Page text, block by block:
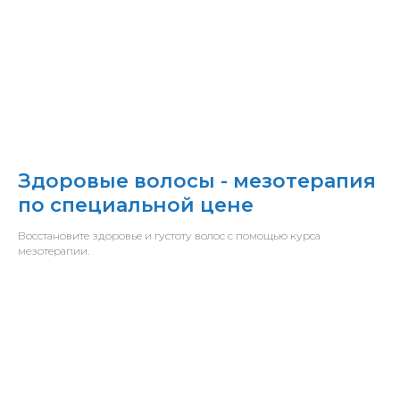
Здоровые волосы - мезотерапия
по специальной цене
Восстановите здоровье и густоту волос с помощью курса
мезотерапии.